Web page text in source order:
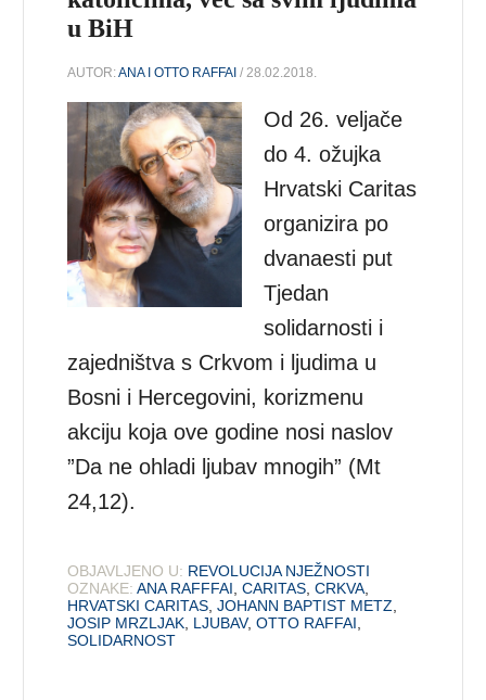
u BiH
AUTOR:ANA I OTTO RAFFAI / 28.02.2018.
Od 26. veljače
do 4. ožujka
Hrvatski Caritas
organizira po
dvanaesti put
Tjedan
solidarnosti i
zajedništva s Crkvom i ljudima u
Bosni i Hercegovini, korizmenu
akciju koja ove godine nosi naslov
”Da ne ohladi ljubav mnogih” (Mt
24,12).
OBJAVLJENO U: REVOLUCIJA NJEŽNOSTI
OZNAKE: ANA RAFFFAI,CARITAS,CRKVA,
HRVATSKI CARITAS,JOHANN BAPTIST METZ,
JOSIP MRZLJAK, LJUBAV,OTTO RAFFAI,
SOLIDARNOST